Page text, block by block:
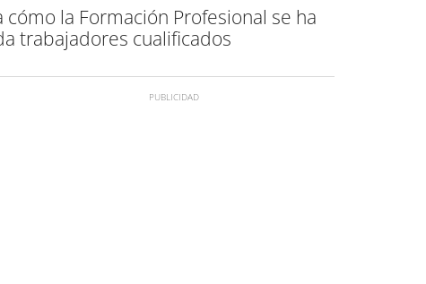
la Formación Profesional se ha
trabajadores cualificados